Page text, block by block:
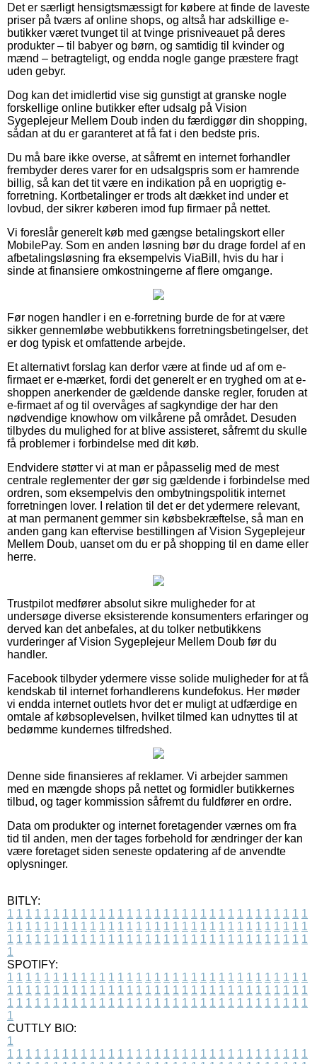
Det er særligt hensigtsmæssigt for købere at finde de laveste
priser på tværs af online shops, og altså har adskillige e-
butikker været tvunget til at tvinge prisniveauet på deres
produkter – til babyer og børn, og samtidig til kvinder og
mænd – betragteligt, og endda nogle gange præstere fragt
uden gebyr.
Dog kan det imidlertid vise sig gunstigt at granske nogle
forskellige online butikker efter udsalg på Vision
Sygeplejeur Mellem Doub inden du færdiggør din shopping,
sådan at du er garanteret at få fat i den bedste pris.
Du må bare ikke overse, at såfremt en internet forhandler
frembyder deres varer for en udsalgspris som er hamrende
billig, så kan det tit være en indikation på en uoprigtig e-
forretning. Kortbetalinger er trods alt dækket ind under et
lovbud, der sikrer køberen imod fup firmaer på nettet.
Vi foreslår generelt køb med gængse betalingskort eller
MobilePay. Som en anden løsning bør du drage fordel af en
afbetalingsløsning fra eksempelvis ViaBill, hvis du har i
sinde at finansiere omkostningerne af flere omgange.
Før nogen handler i en e-forretning burde de for at være
sikker gennemløbe webbutikkens forretningsbetingelser, det
er dog typisk et omfattende arbejde.
Et alternativt forslag kan derfor være at finde ud af om e-
firmaet er e-mærket, fordi det generelt er en tryghed om at e-
shoppen anerkender de gældende danske regler, foruden at
e-firmaet af og til overvåges af sagkyndige der har den
nødvendige knowhow om vilkårene på området. Desuden
tilbydes du mulighed for at blive assisteret, såfremt du skulle
få problemer i forbindelse med dit køb.
Endvidere støtter vi at man er påpasselig med de mest
centrale reglementer der gør sig gældende i forbindelse med
ordren, som eksempelvis den ombytningspolitik internet
forretningen lover. I relation til det er det ydermere relevant,
at man permanent gemmer sin købsbekræftelse, så man en
anden gang kan eftervise bestillingen af Vision Sygeplejeur
Mellem Doub, uanset om du er på shopping til en dame eller
herre.
Trustpilot medfører absolut sikre muligheder for at
undersøge diverse eksisterende konsumenters erfaringer og
derved kan det anbefales, at du tolker netbutikkens
vurderinger af Vision Sygeplejeur Mellem Doub før du
handler.
Facebook tilbyder ydermere visse solide muligheder for at få
kendskab til internet forhandlerens kundefokus. Her møder
vi endda internet outlets hvor det er muligt at udfærdige en
omtale af købsoplevelsen, hvilket tilmed kan udnyttes til at
bedømme kundernes tilfredshed.
Denne side finansieres af reklamer. Vi arbejder sammen
med en mængde shops på nettet og formidler butikkernes
tilbud, og tager kommission såfremt du fuldfører en ordre.
Data om produkter og internet foretagender værnes om fra
tid til anden, men der tages forbehold for ændringer der kan
være foretaget siden seneste opdatering af de anvendte
oplysninger.
BITLY:
1 1 1 1 1 1 1 1 1 1 1 1 1 1 1 1 1 1 1 1 1 1 1 1 1 1 1 1 1 1 1 1 1
1 1 1 1 1 1 1 1 1 1 1 1 1 1 1 1 1 1 1 1 1 1 1 1 1 1 1 1 1 1 1 1 1
1 1 1 1 1 1 1 1 1 1 1 1 1 1 1 1 1 1 1 1 1 1 1 1 1 1 1 1 1 1 1 1 1
1
SPOTIFY:
1 1 1 1 1 1 1 1 1 1 1 1 1 1 1 1 1 1 1 1 1 1 1 1 1 1 1 1 1 1 1 1 1
1 1 1 1 1 1 1 1 1 1 1 1 1 1 1 1 1 1 1 1 1 1 1 1 1 1 1 1 1 1 1 1 1
1 1 1 1 1 1 1 1 1 1 1 1 1 1 1 1 1 1 1 1 1 1 1 1 1 1 1 1 1 1 1 1 1
1
CUTTLY BIO:
1
1 1 1 1 1 1 1 1 1 1 1 1 1 1 1 1 1 1 1 1 1 1 1 1 1 1 1 1 1 1 1 1 1